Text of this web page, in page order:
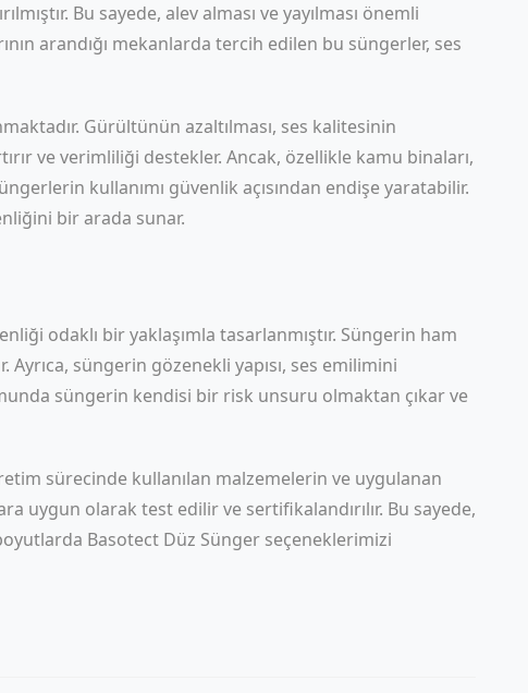
Bu sayede, alev alması ve yayılması önemli
arandığı mekanlarda tercih edilen bu süngerler, ses
Gürültünün azaltılması, ses kalitesinin
ve verimliliği destekler. Ancak, özellikle kamu binaları,
kullanımı güvenlik açısından endişe yaratabilir.
bir arada sunar.
odaklı bir yaklaşımla tasarlanmıştır. Süngerin ham
Ayrıca, süngerin gözenekli yapısı, ses emilimini
süngerin kendisi bir risk unsuru olmaktan çıkar ve
sürecinde kullanılan malzemelerin ve uygulanan
uygun olarak test edilir ve sertifikalandırılır. Bu sayede,
Basotect Düz Sünger seçeneklerimizi